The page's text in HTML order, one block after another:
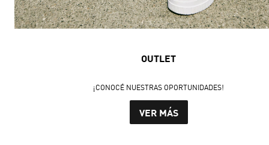
OUTLET
¡CONOCÉ NUESTRAS OPORTUNIDADES!
VER MÁS